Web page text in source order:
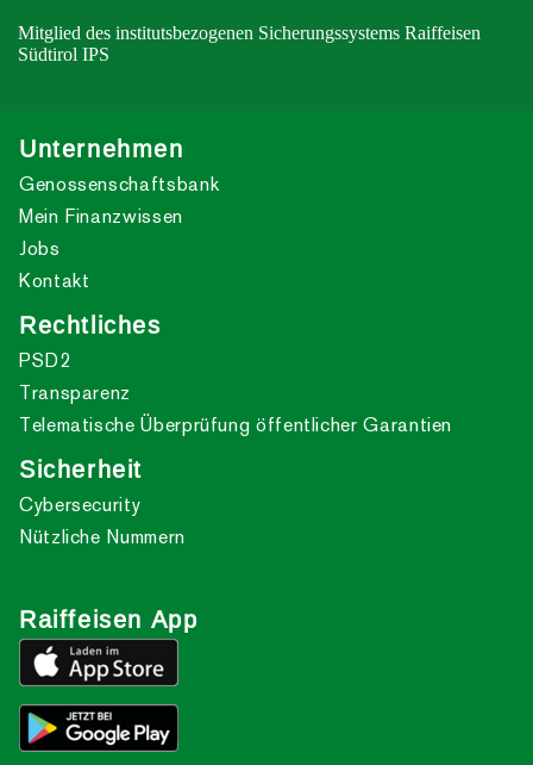
Mitglied des institutsbezogenen Sicherungssystems Raiffeisen
Südtirol IPS
Unternehmen
Genossenschaftsbank
Mein Finanzwissen
Jobs
Kontakt
Rechtliches
PSD2
Transparenz
Telematische Überprüfung öffentlicher Garantien
Sicherheit
Cybersecurity
Nützliche Nummern
Raiffeisen App